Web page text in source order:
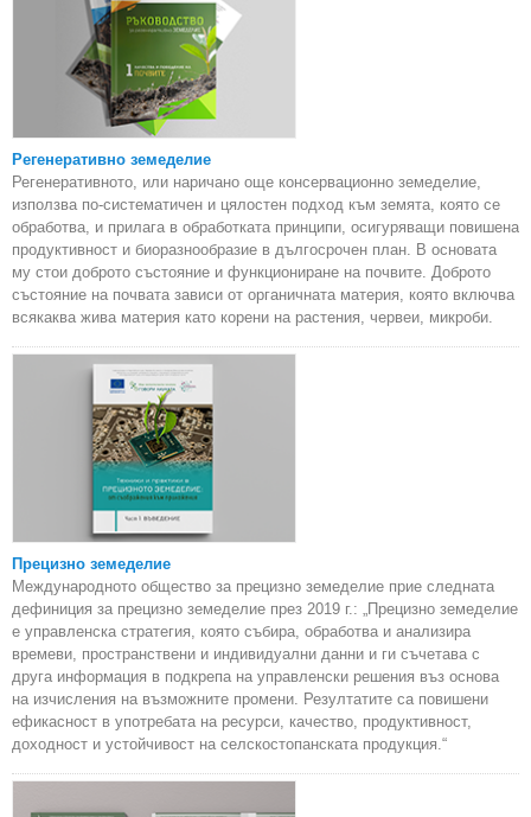
Регенеративно земеделие
Регенеративното, или наричано още консервационно земеделие,
използва по-систематичен и цялостен подход към земята, която се
обработва, и прилага в обработката принципи, осигуряващи повишена
продуктивност и биоразнообразие в дългосрочен план. В основата
му стои доброто състояние и функциониране на почвите. Доброто
състояние на почвата зависи от органичната материя, която включва
всякаква жива материя като корени на растения, червеи, микроби.
Прецизно земеделие
Международното общество за прецизно земеделие прие следната
дефиниция за прецизно земеделие през 2019 г.: „Прецизно земеделие
е управленска стратегия, която събира, обработва и анализира
времеви, пространствени и индивидуални данни и ги съчетава с
друга информация в подкрепа на управленски решения въз основа
на изчисления на възможните промени. Резултатите са повишени
ефикасност в употребата на ресурси, качество, продуктивност,
доходност и устойчивост на селскостопанската продукция.“